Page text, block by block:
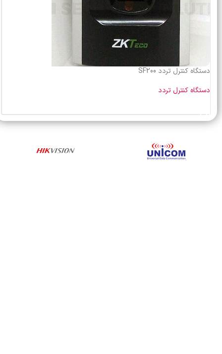
دستگاه کنترل تردد SF200
دستگاه کنترل تردد